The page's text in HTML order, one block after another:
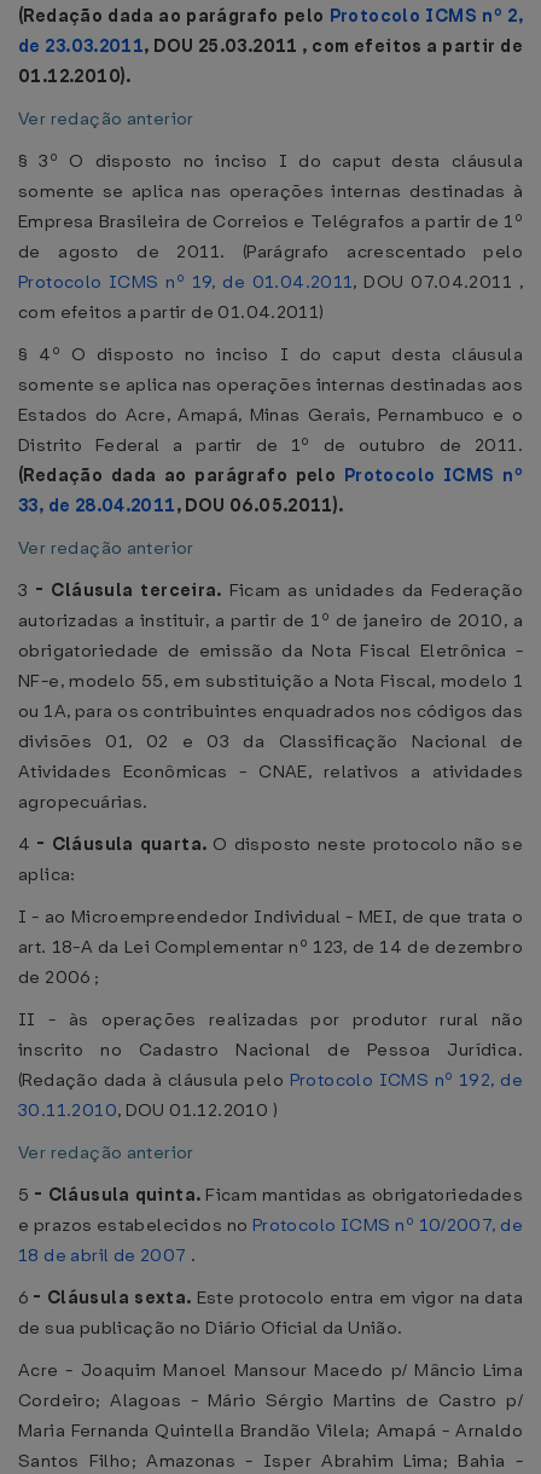
(Redação dada ao parágrafo pelo Protocolo ICMS nº 2,
de 23.03.2011, DOU 25.03.2011 , com efeitos a partir de
01.12.2010).
Ver redação anterior
§ 3º O disposto no inciso I do caput desta cláusula
somente se aplica nas operações internas destinadas à
Empresa Brasileira de Correios e Telégrafos a partir de 1º
de agosto de 2011. (Parágrafo acrescentado pelo
Protocolo ICMS nº 19, de 01.04.2011, DOU 07.04.2011 ,
com efeitos a partir de 01.04.2011)
§ 4º O disposto no inciso I do caput desta cláusula
somente se aplica nas operações internas destinadas aos
Estados do Acre, Amapá, Minas Gerais, Pernambuco e o
Distrito Federal a partir de 1º de outubro de 2011.
(Redação dada ao parágrafo pelo Protocolo ICMS nº
33, de 28.04.2011, DOU 06.05.2011).
Ver redação anterior
3 - Cláusula terceira. Ficam as unidades da Federação
autorizadas a instituir, a partir de 1º de janeiro de 2010, a
obrigatoriedade de emissão da Nota Fiscal Eletrônica -
NF-e, modelo 55, em substituição a Nota Fiscal, modelo 1
ou 1A, para os contribuintes enquadrados nos códigos das
divisões 01, 02 e 03 da Classificação Nacional de
Atividades Econômicas - CNAE, relativos a atividades
agropecuárias.
4 - Cláusula quarta. O disposto neste protocolo não se
aplica:
I - ao Microempreendedor Individual - MEI, de que trata o
art. 18-A da Lei Complementar nº 123, de 14 de dezembro
de 2006 ;
II - às operações realizadas por produtor rural não
inscrito no Cadastro Nacional de Pessoa Jurídica.
(Redação dada à cláusula pelo Protocolo ICMS nº 192, de
30.11.2010, DOU 01.12.2010 )
Ver redação anterior
5 - Cláusula quinta. Ficam mantidas as obrigatoriedades
e prazos estabelecidos no Protocolo ICMS nº 10/2007, de
18 de abril de 2007 .
6 - Cláusula sexta. Este protocolo entra em vigor na data
de sua publicação no Diário Oficial da União.
Acre - Joaquim Manoel Mansour Macedo p/ Mâncio Lima
Cordeiro; Alagoas - Mário Sérgio Martins de Castro p/
Maria Fernanda Quintella Brandão Vilela; Amapá - Arnaldo
Santos Filho; Amazonas - Isper Abrahim Lima; Bahia -